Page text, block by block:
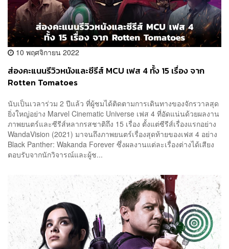
10 พฤศจิกายน 2022
ส่องคะแนนรีวิวหนังและซีรีส์ MCU เฟส 4 ทั้ง 15 เรื่อง จาก
Rotten Tomatoes
นับเป็นเวลาร่วม 2 ปีแล้ว ที่ผู้ชมได้ติดตามการเดินทางของจักรวาลสุด
ยิ่งใหญ่อย่าง Marvel Cinematic Universe เฟส 4 ที่อัดแน่นด้วยผลงาน
ภาพยนตร์และซีรีส์หลากรสชาติถึง 15 เรื่อง ตั้งแต่ซีรีส์เรื่องแรกอย่าง
WandaVision (2021) มาจนถึงภาพยนตร์เรื่องสุดท้ายของเฟส 4 อย่าง
Black Panther: Wakanda Forever ซึ่งผลงานแต่ละเรื่องต่างได้เสียง
ตอบรับจากนักวิจารณ์และผู้ช...